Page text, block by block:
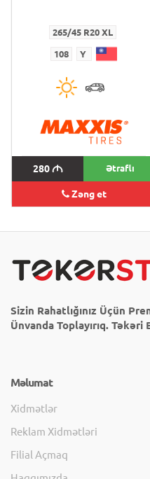
265/45 R20 XL
108 Y
280M Ətraflı
Zəng et
Sizin Rahatlığınız Üçün
Ünvanda Toplayırıq.
Məlumat
Xidmətlər
Reklam Xidmətləri
Filial Açmaq